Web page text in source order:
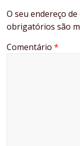
O seu endereço
obrigatórios são
Comentário*